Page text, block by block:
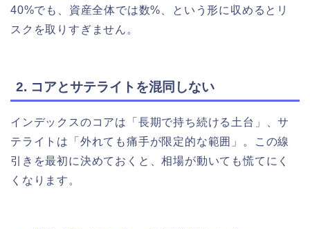
40%でも、資産全体では数%、という形に収めるとリ
スクを取りすぎません。
2. コアとサテライトを混同しない
インデックスのコアは「長期で持ち続ける土台」、サ
テライトは「外れても痛手が限定的な範囲」。この線
引きを最初に決めておくと、相場が動いても慌てにく
くなります。